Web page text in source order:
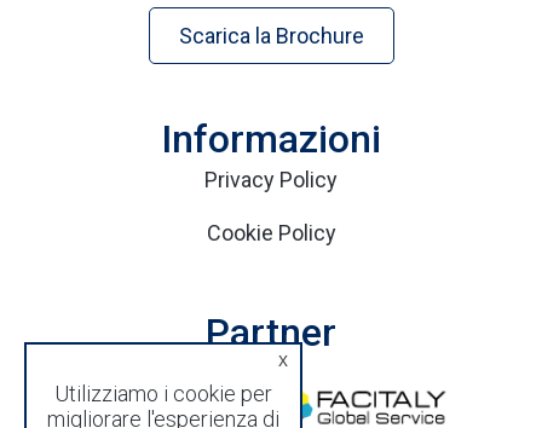
Scarica la Brochure
Informazioni
Privacy Policy
Cookie Policy
Partner
Utilizziamo i cookie per
migliorare l'esperienza di
x